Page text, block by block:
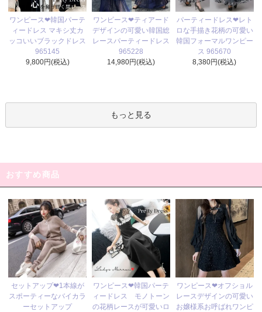
ワンピース❤韓国パーテ
ィードレス マキシ丈カ
ッコいいブラックドレス
965145
9,800円(税込)
ワンピース❤ティアード
デザインの可愛い韓国総
レースパーティードレス
965228
14,980円(税込)
パーティードレス❤レト
ロな手描き花柄の可愛い
韓国フォーマルワンピー
ス 965670
8,380円(税込)
もっと見る
おすすめ商品
セットアップ❤1本線が
スポーティーなバイカラ
ーセットアップ
ワンピース❤韓国パーテ
ィードレス モノトーン
の花柄レースが可愛いロ
ワンピース❤オフショル
レースデザインの可愛い
お嬢様系お呼ばれワンピ